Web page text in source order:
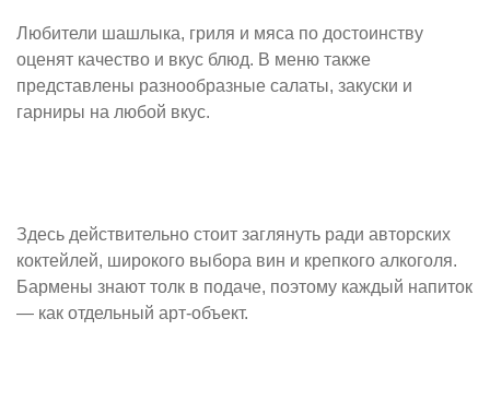
Любители шашлыка, гриля и мяса по достоинству
оценят качество и вкус блюд. В меню также
представлены разнообразные салаты, закуски и
гарниры на любой вкус.
Здесь действительно стоит заглянуть ради авторских
коктейлей, широкого выбора вин и крепкого алкоголя.
Бармены знают толк в подаче, поэтому каждый напиток
— как отдельный арт-объект.